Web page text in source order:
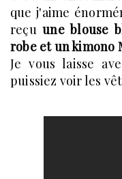
que j'aime
reçuune blouse
robe et un kimono
Je vous laisse
puissiez voir les